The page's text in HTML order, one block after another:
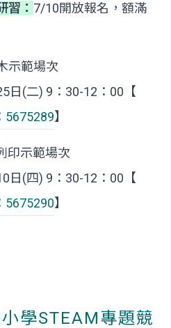
習： 7/10開放報名，額滿
示範場次
日(二) 9：30-12：00【
5675289】
印示範場次
日(四) 9：30-12：00【
5675290】
小學STEAM專題競